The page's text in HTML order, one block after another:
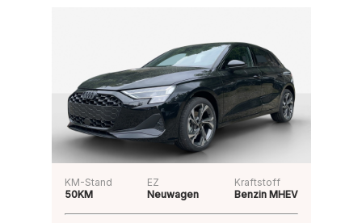
KM-Stand
50KM
EZ
Neuwagen
Kraftstoff
Benzin MHEV